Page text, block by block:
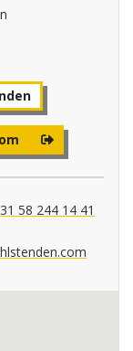
58 244 14 41